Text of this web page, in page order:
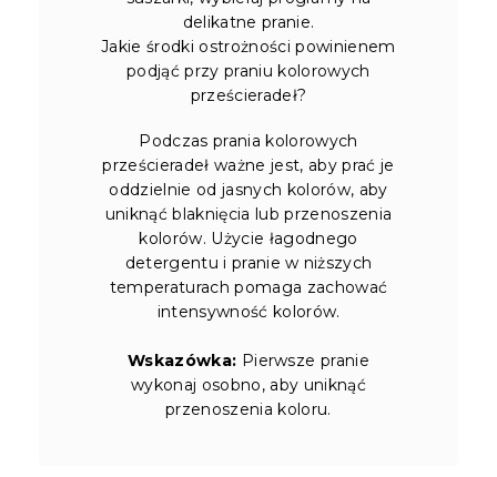
delikatne pranie.
Jakie środki ostrożności powinienem
podjąć przy praniu kolorowych
prześcieradeł?
Podczas prania kolorowych
prześcieradeł ważne jest, aby prać je
oddzielnie od jasnych kolorów, aby
uniknąć blaknięcia lub przenoszenia
kolorów. Użycie łagodnego
detergentu i pranie w niższych
temperaturach pomaga zachować
intensywność kolorów.
Wskazówka: Pierwsze pranie
wykonaj osobno, aby uniknąć
przenoszenia koloru.